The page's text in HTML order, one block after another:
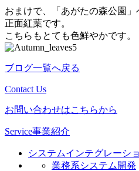
おまけで、「あがたの森公園
正面紅葉です。
こちらもとても色鮮やかです。
ブログ一覧へ戻る
Contact Us
お問い合わせはこちらから
Service事業紹介
システムインテグレーシ
業務系システム開発